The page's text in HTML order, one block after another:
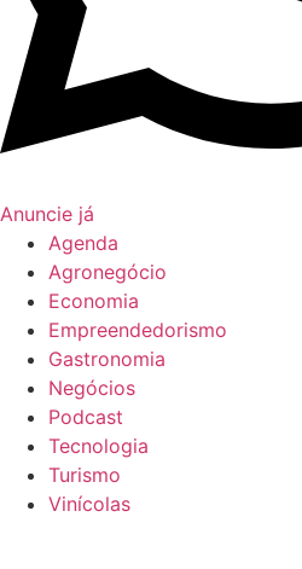
Anuncie já
Agenda
Agronegócio
Economia
Empreendedorismo
Gastronomia
Negócios
Podcast
Tecnologia
Turismo
Vinícolas